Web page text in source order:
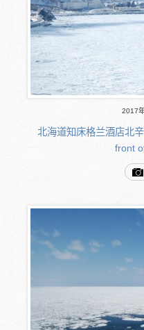
2017
北海道知床格兰酒店北
front